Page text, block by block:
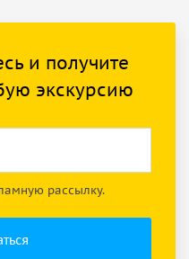
и получите
экскурсию
рассылку.